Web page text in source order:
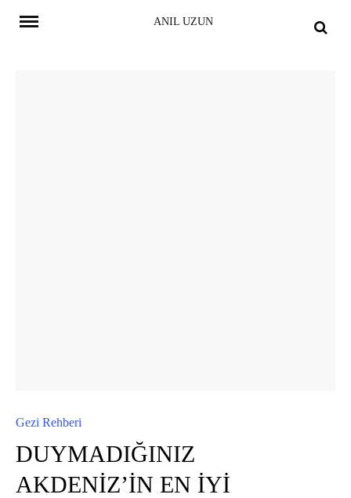
ANIL UZUN
Gezi Rehberi
DUYMADIĞINIZ
AKDENİZ’İN EN İYİ